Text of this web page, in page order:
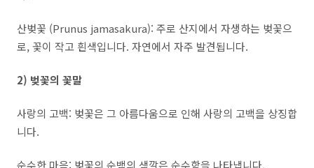
산벚꽃 (Prunus jamasakura): 주로 산지에서 자생하는 벚꽃으
로, 꽃이 작고 흰색입니다. 자연에서 자주 발견됩니다.
2) 벚꽃의 꽃말
사랑의 고백: 벚꽃은 그 아름다움으로 인해 사랑의 고백을 상징합
니다.
순수한 마음: 벚꽃의 순백의 색깔은 순수함을 나타냅니다.